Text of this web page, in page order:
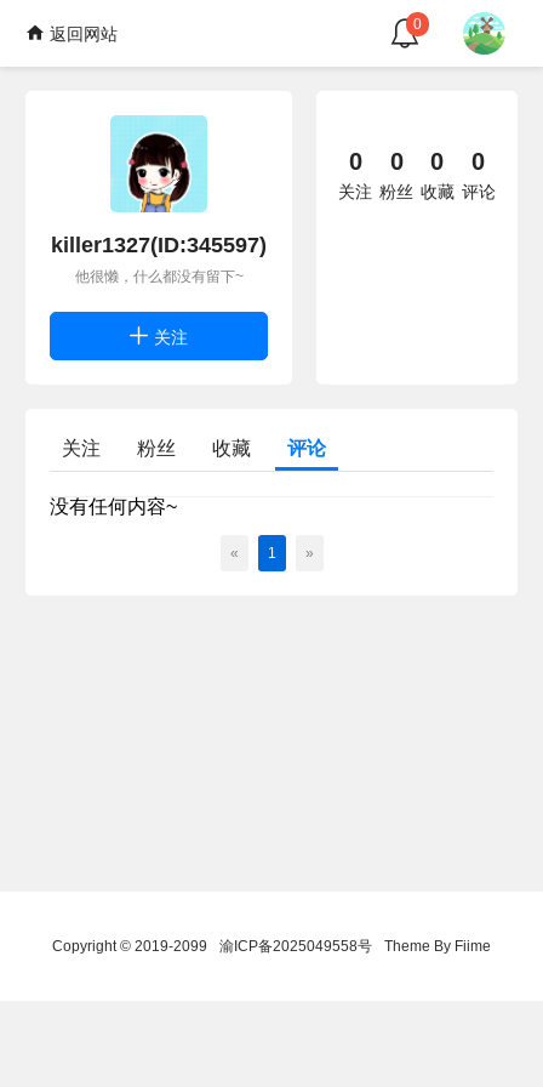
返回网站 0
killer1327(ID:345597)
他很懒，什么都没有留下~
关注
0
关注
0
粉丝
0
收藏
0
评论
关注 粉丝 收藏 评论
没有任何内容~
« 1 »
Copyright © 2019-2099 渝ICP备2025049558号 Theme By Fiime